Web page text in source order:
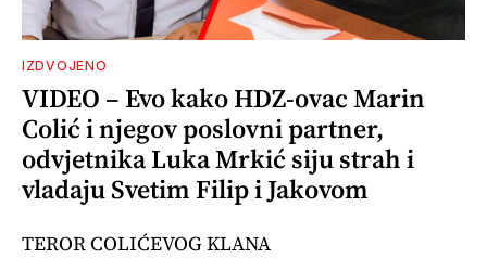
IZDVOJENO
VIDEO – Evo kako HDZ-ovac Marin
Colić i njegov poslovni partner,
odvjetnika Luka Mrkić siju strah i
vladaju Svetim Filip i Jakovom
TEROR COLIĆEVOG KLANA